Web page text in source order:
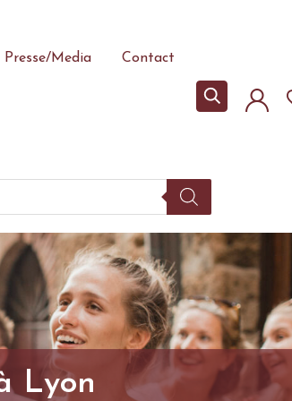
Presse/Media Contact
Lyon